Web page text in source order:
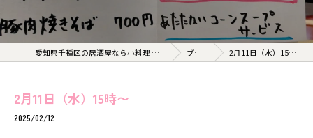
愛知県千種区の居酒屋なら小料理 久 KYU ブログ 2月11日（水）15時〜
2月11日（水）15時〜
2025/02/12